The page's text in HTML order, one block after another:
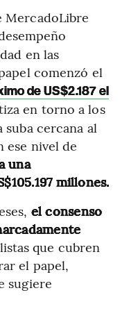
MercadoLibre
en las
comenzó el
de US$2.187 el
en torno a los
suba cercana al
ese nivel de
una
millones.
el consenso
que cubren
el papel,
sugiere